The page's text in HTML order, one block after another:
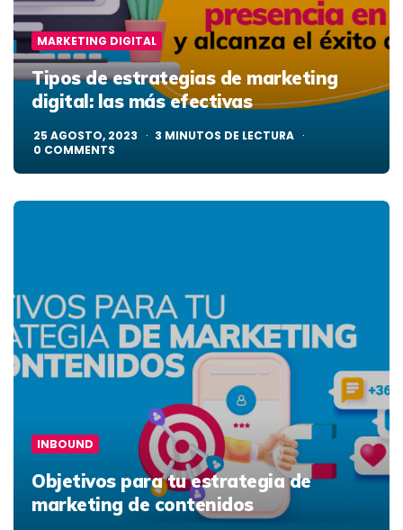
MARKETING DIGITAL
Tipos de estrategias de marketing
digital: las más efectivas
25 AGOSTO, 2023 3 MINUTOS DE LECTURA
0 COMMENTS
INBOUND
Objetivos para tu estrategia de
marketing de contenidos